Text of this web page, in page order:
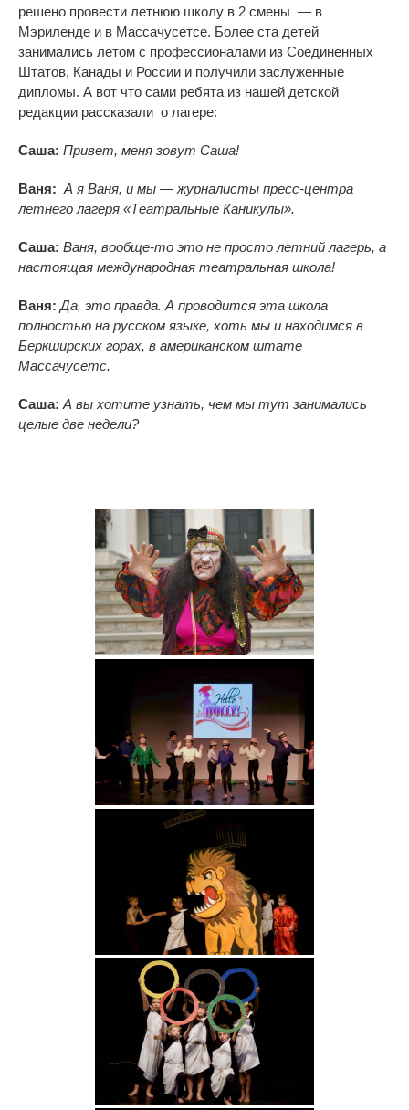
решено провести летнюю школу в 2 смены — в
Мэриленде и в Массачусетсе. Более ста детей
занимались летом с профессионалами из Соединенных
Штатов, Канады и России и получили заслуженные
дипломы. А вот что сами ребята из нашей детской
редакции рассказали о лагере:
Саша: Привет, меня зовут Саша!
Ваня: А я Ваня, и мы — журналисты пресс-центра
летнего лагеря «Театральные Каникулы».
Саша: Ваня, вообще-то это не просто летний лагерь, а
настоящая международная театральная школа!
Ваня: Да, это правда. А проводится эта школа
полностью на русском языке, хоть мы и находимся в
Беркширских горах, в американском штате
Массачусетс.
Саша: А вы хотите узнать, чем мы тут занимались
целые две недели?